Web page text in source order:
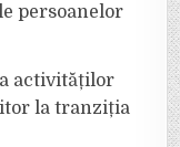
persoanelor
activităților
la tranziția